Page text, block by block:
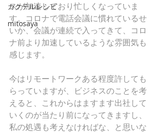
カクテルレシピ
mitosaya
スが加速しており忙しくなっていま
す。コロナで電話会議に慣れているせ
いか、会議が連続で入ってきて、コロ
ナ前より加速しているような雰囲気も
感じます。
今はリモートワークある程度許しても
らっていますが、ビジネスのことを考
えると、これからはますます出社して
いくのが当たり前になってきますし、
私の処遇も考えなければな、と思いな